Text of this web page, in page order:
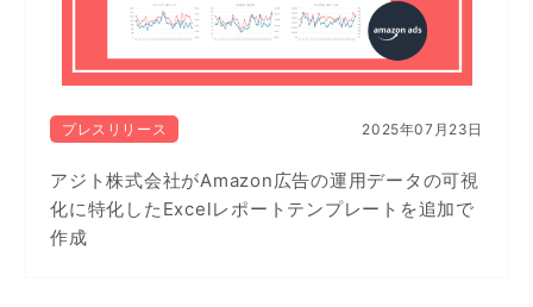
プレスリリース 2025年07月23日
アジト株式会社がAmazon広告の運用データの可視
化に特化したExcelレポートテンプレートを追加で
作成